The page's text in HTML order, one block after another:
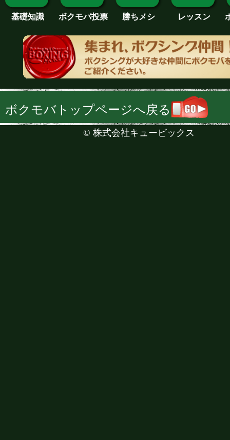
基礎知識 ボクモバ投票 勝ちメシ レッスン
ボクモバトップページへ戻る
© 株式会社キュービックス